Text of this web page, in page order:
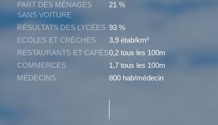
PART DES MÉNAGES
SANS VOITURE
21 %
RÉSULTATS DES LYCÉES 93 %
ECOLES ET CRÈCHES
3,9 étab/km²
RESTAURANTS ET CAFÉS0,2 tous les 100m
COMMERCES
1,7 tous les 100m
MÉDECINS
800 hab/médecin